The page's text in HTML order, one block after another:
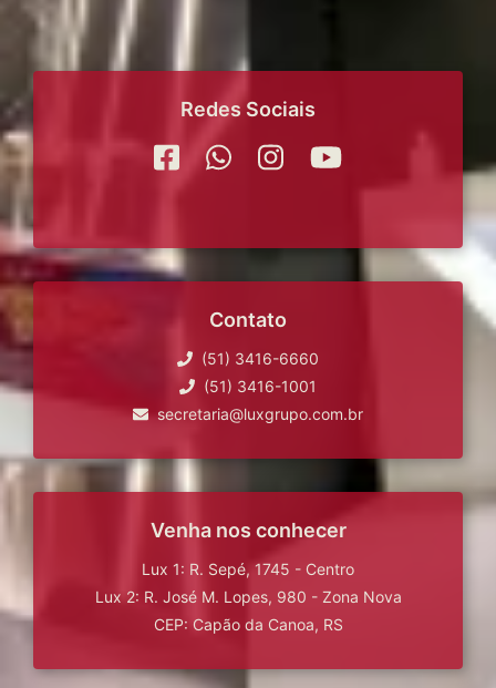
Redes Sociais
Contato
(51) 3416-6660
(51) 3416-1001
secretaria@luxgrupo.com.br
Venha nos conhecer
Lux 1: R. Sepé, 1745 - Centro
Lux 2: R. José M. Lopes, 980 - Zona Nova
CEP: Capão da Canoa, RS